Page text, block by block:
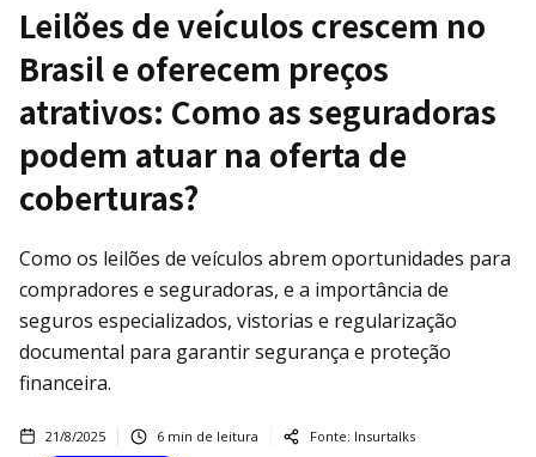
Leilões de veículos crescem no
Brasil e oferecem preços
atrativos: Como as seguradoras
podem atuar na oferta de
coberturas?
Como os leilões de veículos abrem oportunidades para
compradores e seguradoras, e a importância de
seguros especializados, vistorias e regularização
documental para garantir segurança e proteção
financeira.
21/8/2025 6 min de leitura Fonte: Insurtalks